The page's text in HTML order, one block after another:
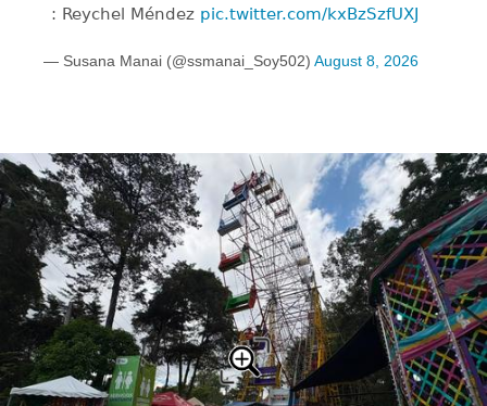
: Reychel Méndez pic.twitter.com/kxBzSzfUXJ
— Susana Manai (@ssmanai_Soy502) August 8, 2026